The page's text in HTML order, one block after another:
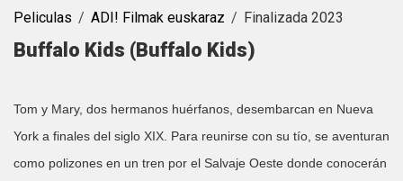
Peliculas ADI! Filmak euskaraz Finalizada 2023
Buffalo Kids (Buffalo Kids)
Tom y Mary, dos hermanos huérfanos, desembarcan en Nueva
York a finales del siglo XIX. Para reunirse con su tío, se aventuran
como polizones en un tren por el Salvaje Oeste donde conocerán